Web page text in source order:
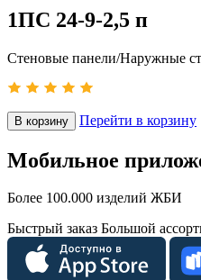
1ПС 24-9-2,5 п
Стеновые панели/Наружные
В корзину Перейти в корзину
Мобильное
Более 100.000 изделий ЖБИ
Быстрый заказ Большой